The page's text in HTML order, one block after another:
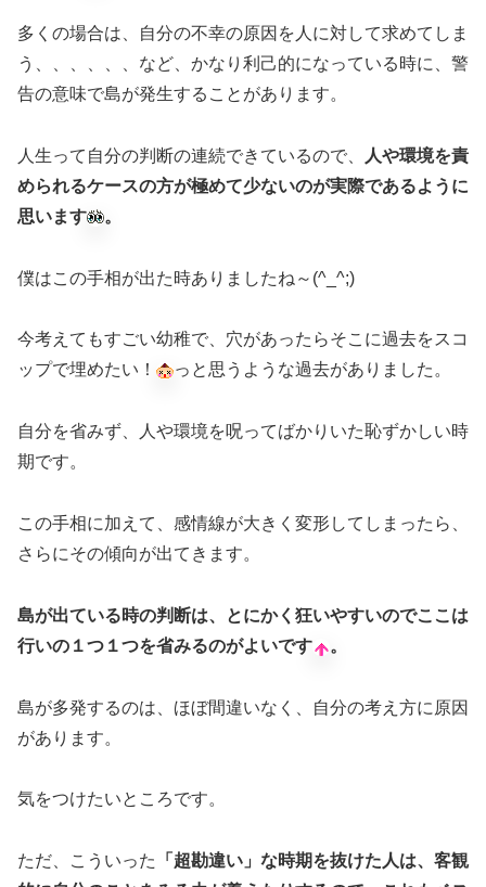
多くの場合は、自分の不幸の原因を人に対して求めてしま
う、、、、、、など、かなり利己的になっている時に、警
告の意味で島が発生することがあります。
人生って自分の判断の連続できているので、
人や環境を責
められるケースの方が極めて少ないのが実際であるように
思います
。
僕はこの手相が出た時ありましたね～(^_^;)
今考えてもすごい幼稚で、穴があったらそこに過去をスコ
ップで埋めたい！
っと思うような過去がありました。
自分を省みず、人や環境を呪ってばかりいた恥ずかしい時
期です。
この手相に加えて、感情線が大きく変形してしまったら、
さらにその傾向が出てきます。
島が出ている時の判断は、とにかく狂いやすいのでここは
行いの１つ１つを省みるのがよいです
。
島が多発するのは、ほぼ間違いなく、自分の考え方に原因
があります。
気をつけたいところです。
ただ、こういった
「超勘違い」な時期を抜けた人は、客観